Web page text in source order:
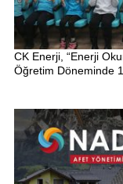
CK Enerji, “Enerji
Öğretim Döneminde